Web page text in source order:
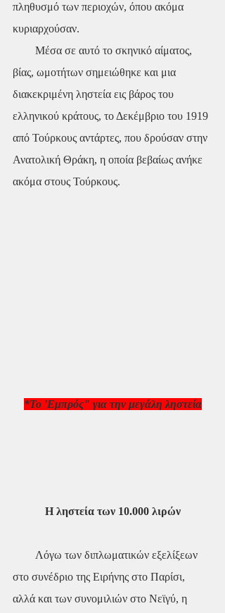
πληθυσμό των περιοχών, όπου ακόμα
κυριαρχούσαν.
βίας, ωμοτήτων σημειώθηκε και μια
διακεκριμένη ληστεία εις βάρος του
ελληνικού κράτους, το Δεκέμβριο του 1919
από Τούρκους αντάρτες, που δρούσαν στην
Ανατολική Θράκη, η οποία βεβαίως ανήκε
ακόμα στους Τούρκους.
*Το 'Εμπρός" για την μεγάλη ληστεία
Η ληστεία των 10.000 λιρών
στο συνέδριο της Ειρήνης στο Παρίσι,
αλλά και των συνομιλιών στο Νεϊγύ, η